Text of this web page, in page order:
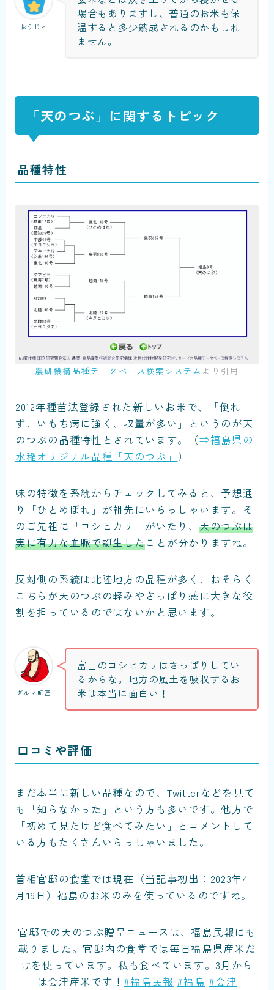
おうじゃ
場合もありますし、普通のお米も保
温すると多少熟成されるのかもしれ
ません。
「天のつぶ」に関するトピック
品種特性
農研機構品種データベース検索システム より引用
2012年種苗法登録された新しいお米で、「倒れ
ず、いもち病に強く、収量が多い」というのが天
のつぶの品種特性とされています。（⇒福島県の
水稲オリジナル品種「天のつぶ」 ）
味の特徴を系統からチェックしてみると、予想通
り「ひとめぼれ」が祖先にいらっしゃいます。そ
のご先祖に「コシヒカリ」がいたり、 天のつぶは
実に有力な血脈で誕生したことが分かりますね。
反対側の系統は北陸地方の品種が多く、おそらく
こちらが天のつぶの軽みやさっぱり感に大きな役
割を担っているのではないかと思います。
ダルマ師匠
富山のコシヒカリはさっぱりしてい
るからな。地方の風土を吸収するお
米は本当に面白い！
口コミや評価
まだ本当に新しい品種なので、Twitterなどを見て
も「知らなかった」という方も多いです。他方で
「初めて見たけど食べてみたい」とコメントして
いる方もたくさんいらっしゃいました。
首相官邸の食堂では現在（当記事初出：2023年4
月19日）福島のお米のみを使っているのですね。
官邸での天のつぶ贈呈ニュースは、福島民報にも
載りました。官邸内の食堂では毎日福島県産米だ
けを使っています。私も食べています。3月から
は会津産米です！#福島民報 #福島 #会津